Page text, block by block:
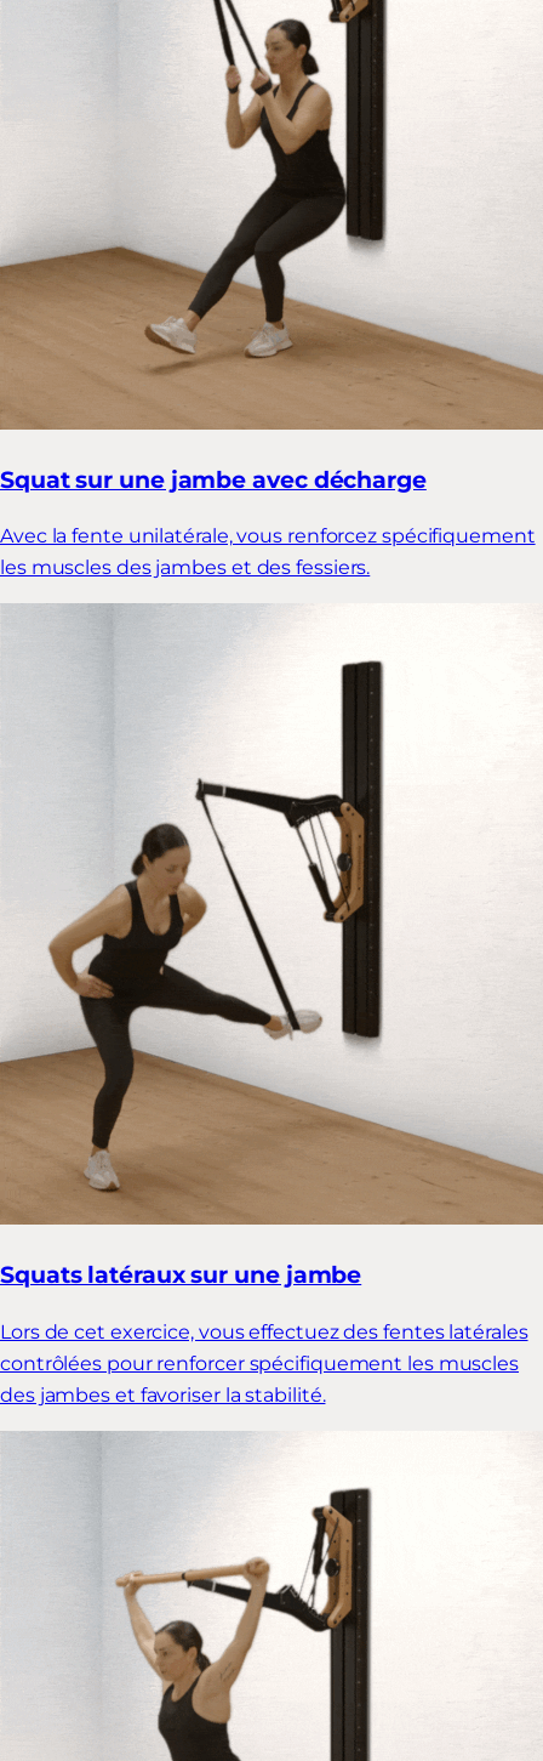
Squat sur une jambe avec décharge
Avec la fente unilatérale, vous renforcez spécifiquement
les muscles des jambes et des fessiers.
Squats latéraux sur une jambe
Lors de cet exercice, vous effectuez des fentes latérales
contrôlées pour renforcer spécifiquement les muscles
des jambes et favoriser la stabilité.